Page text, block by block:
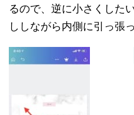
るので、逆に小さくした
ししながら内側に引っ張